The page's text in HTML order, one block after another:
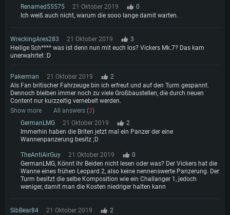
Renamed55575
21 Oktober 2019
0
Ich weiß auch nicht, warum die sooo lange damit warten.
WreckingAres283 21 Oktober 2019
3
Heilige Sch**** was ist denn nun mit euch los? Vickers Mk.7? Das kam
unerwahrtet :D
Pakerman 21 Oktober 2019
2
Als Fan britischer Fahrzeuge bin ich erfreut und auf den Turm gespannt.
Dennoch bleiben immer noch zu viele Großbaustellen, die durch neuen
Content nur kurzzeitig vernebelt werden.
Show more
All answers (3)
GermanLMG
21 Oktober 2019
2
Immerhin haben die Briten jetzt mal ein Panzer der eine
Wannenpanzerung besitz ;D
TheAntiAirGuy 21 Oktober 2019
0
GermanLMG, Könnt ihr Beiden nicht lesen oder was? Der Vickers hat die
Wanne eines frühen Leopard 2, also keine nennenswerte Panzerung. Der
Turm besitzt die selbe Komposition wie ein Challanger 1, jedoch
weniger, damit man die Kosten niedriger halten kann
SibBear84 21 Oktober 2019
2